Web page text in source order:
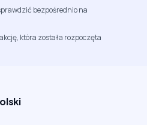
bezpośrednio na
która została rozpoczęta